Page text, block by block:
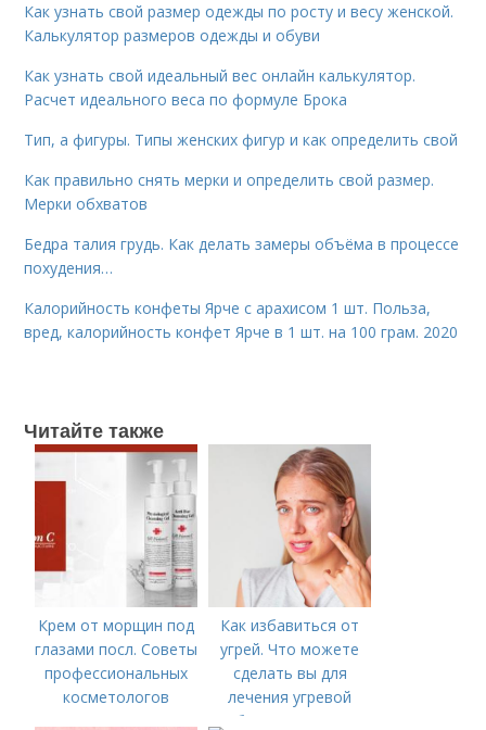
Как узнать свой размер одежды по росту и весу женской.
Калькулятор размеров одежды и обуви
Как узнать свой идеальный вес онлайн калькулятор.
Расчет идеального веса по формуле Брока
Тип, а фигуры. Типы женских фигур и как определить свой
Как правильно снять мерки и определить свой размер.
Мерки обхватов
Бедра талия грудь. Как делать замеры объёма в процессе
похудения…
Калорийность конфеты Ярче с арахисом 1 шт. Польза,
вред, калорийность конфет Ярче в 1 шт. на 100 грам. 2020
Читайте также
Крем от морщин под
глазами посл. Советы
профессиональных
косметологов
Как избавиться от
угрей. Что можете
сделать вы для
лечения угревой
болезни (акне)